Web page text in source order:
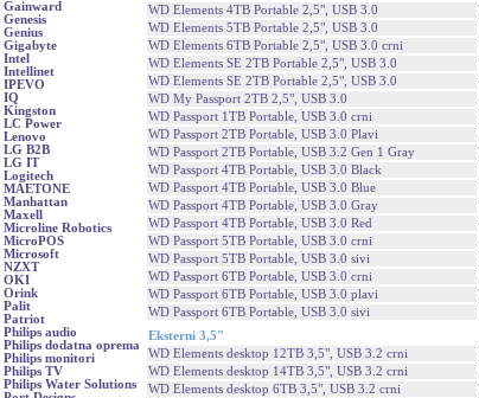
Gainward
Genesis
Genius
Gigabyte
Intel
Intellinet
IPEVO
IQ
Kingston
LC Power
Lenovo
LG B2B
LG IT
Logitech
MAETONE
Manhattan
Maxell
Microline Robotics
MicroPOS
Microsoft
NZXT
OKI
Orink
Palit
Patriot
Philips audio
Philips dodatna oprema
Philips monitori
Philips TV
Philips Water Solutions
WD Elements 4TB Portable 2,5", USB 3.0
WD Elements 5TB Portable 2,5", USB 3.0
WD Elements 6TB Portable 2,5", USB 3.0 crni
WD Elements SE 2TB Portable 2,5", USB 3.0
WD Elements SE 2TB Portable 2,5", USB 3.0
WD My Passport 2TB 2,5", USB 3.0
WD Passport 1TB Portable, USB 3.0 crni
WD Passport 2TB Portable, USB 3.0 Plavi
WD Passport 2TB Portable, USB 3.2 Gen 1 Gray
WD Passport 4TB Portable, USB 3.0 Black
WD Passport 4TB Portable, USB 3.0 Blue
WD Passport 4TB Portable, USB 3.0 Gray
WD Passport 4TB Portable, USB 3.0 Red
WD Passport 5TB Portable, USB 3.0 crni
WD Passport 5TB Portable, USB 3.0 sivi
WD Passport 6TB Portable, USB 3.0 crni
WD Passport 6TB Portable, USB 3.0 plavi
WD Passport 6TB Portable, USB 3.0 sivi
Eksterni 3,5"
WD Elements desktop 12TB 3,5", USB 3.2 crni
WD Elements desktop 14TB 3,5", USB 3.2 crni
WD Elements desktop 6TB 3,5", USB 3.2 crni